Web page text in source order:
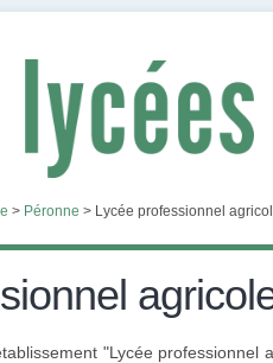
> Péronne > Lycée professionnel
"Lycée professionnel